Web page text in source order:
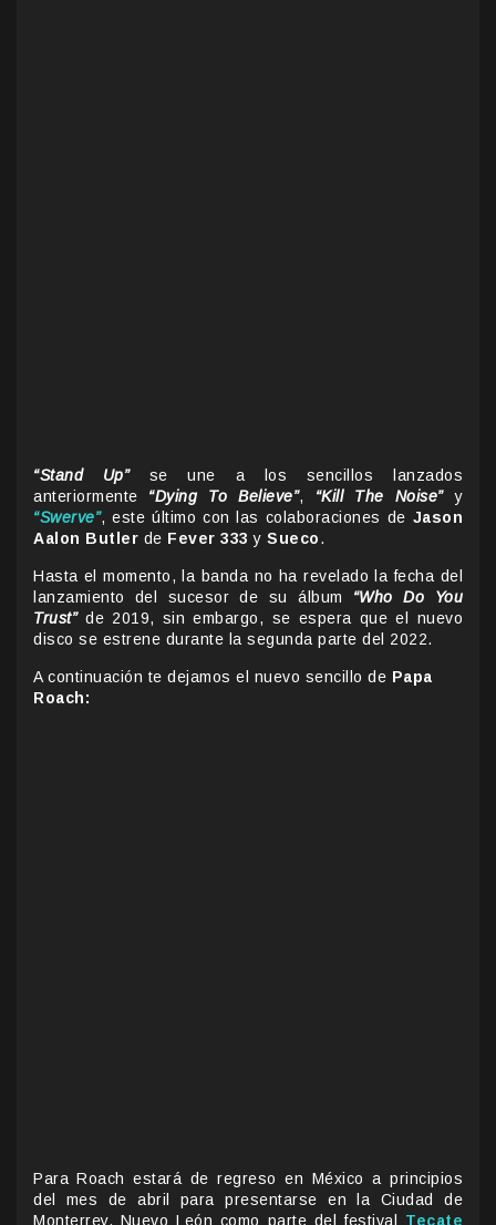
“Stand Up”se une a los sencillos lanzados
anteriormente “Dying To Believe”, “Kill The Noise”
y
“Swerve”, este último con las colaboraciones de Jason
Aalon Butler de Fever 333 y Sueco.
Hasta el momento, la banda no ha revelado la fecha del
lanzamiento del sucesor de su álbum “Who Do You
Trust”de 2019, sin embargo, se espera que el nuevo
disco se estrene durante la segunda parte del 2022.
A continuación te dejamos el nuevo sencillo de Papa
Roach:
Para Roach estará de regreso en México a principios
del mes de abril para presentarse en la Ciudad de
Monterrey, Nuevo León como parte del festival Tecate